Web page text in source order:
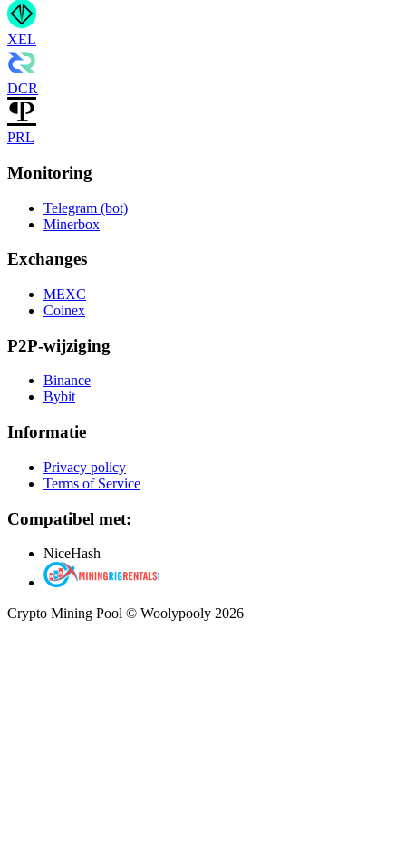
XEL
DCR
PRL
Monitoring
Telegram (bot)
Minerbox
Exchanges
MEXC
Coinex
P2P-wijziging
Binance
Bybit
Informatie
Privacy policy
Terms of Service
Compatibel met:
NiceHash
Crypto Mining Pool © Woolypooly 2026